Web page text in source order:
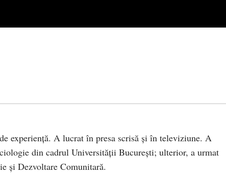
experiență. A lucrat în presa scrisă și în televiziune. A
din cadrul Universității București; ulterior, a urmat
și Dezvoltare Comunitară.